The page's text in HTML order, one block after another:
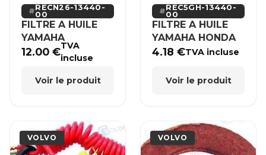
RECN26-13440-
00
FILTRE A HUILE
YAMAHA
12.00€TVA
incluse
Voir le produit
REC5GH-13440-
00
FILTRE A HUILE
YAMAHA HONDA
4.18€TVA incluse
Voir le produit
VOLVO VOLVO